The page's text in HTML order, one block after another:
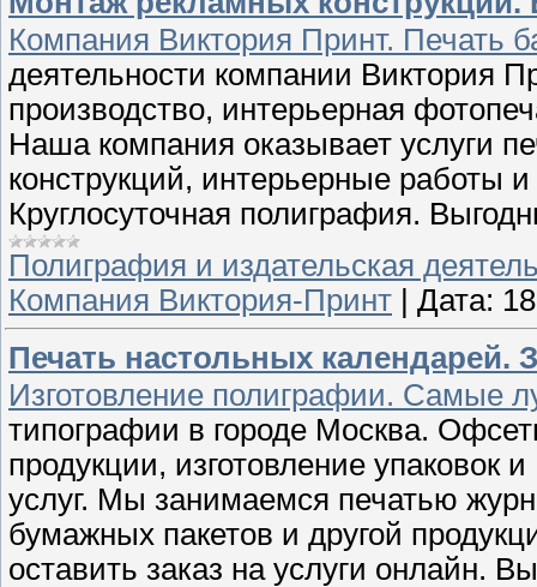
Компания Виктория Принт. Печать
деятельности компании Виктория
производство, интерьерная
Наша компания оказывает услуги
конструкций, интерьерные работы
Круглосуточная полиграфия.
Полиграфия и издательская
Компания Виктория-Принт
Дата:
Печать настольных календарей.
Изготовление полиграфии. Самые
типографии в городе Москва.
продукции, изготовление упаковок
услуг. Мы занимаемся печатью
бумажных пакетов и другой
оставить заказ на услуги онлайн.